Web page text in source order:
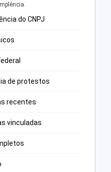
do CNPJ
de protestos
recentes
vinculadas